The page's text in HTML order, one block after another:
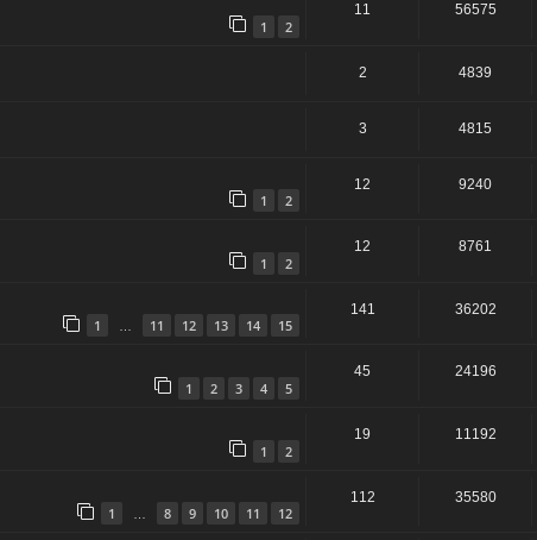
1 2
11 56575
2 4839
3 4815
1 2
12 9240
1 2
12 8761
1 11 12 13 14 15
141 36202
1 2 3 4 5
45 24196
1 2
19 11192
1 8 9 10 11 12
112 35580